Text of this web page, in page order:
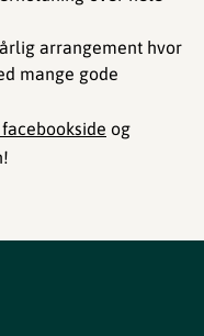
arrangement hvor
mange gode
og